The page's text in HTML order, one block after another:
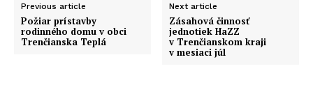
Previous article
Požiar prístavby
rodinného domu v obci
Trenčianska Teplá
Next article
Zásahová činnosť
jednotiek HaZZ
v Trenčianskom kraji
v mesiaci júl